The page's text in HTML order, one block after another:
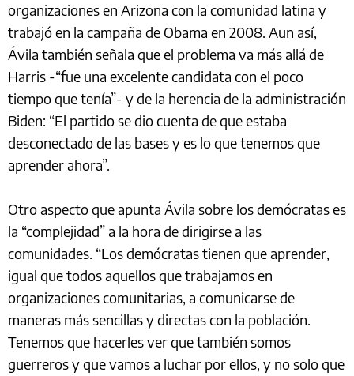
organizaciones en Arizona con la comunidad latina y
trabajó en la campaña de Obama en 2008. Aun así,
Ávila también señala que el problema va más allá de
Harris -“fue una excelente candidata con el poco
tiempo que tenía”- y de la herencia de la administración
Biden: “El partido se dio cuenta de que estaba
desconectado de las bases y es lo que tenemos que
aprender ahora”.
Otro aspecto que apunta Ávila sobre los demócratas es
la “complejidad” a la hora de dirigirse a las
comunidades. “Los demócratas tienen que aprender,
igual que todos aquellos que trabajamos en
organizaciones comunitarias, a comunicarse de
maneras más sencillas y directas con la población.
Tenemos que hacerles ver que también somos
guerreros y que vamos a luchar por ellos, y no solo que